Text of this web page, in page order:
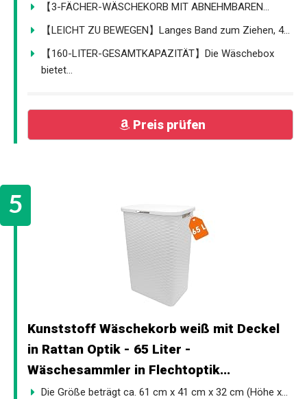
【3-FÄCHER-WÄSCHEKORB MIT ABNEHMBAREN...
【LEICHT ZU BEWEGEN】Langes Band zum Ziehen, 4...
【160-LITER-GESAMTKAPAZITÄT】Die Wäschebox
bietet...
Preis prüfen
Kunststoff Wäschekorb weiß mit Deckel
in Rattan Optik - 65 Liter -
Wäschesammler in Flechtoptik...
Die Größe beträgt ca. 61 cm x 41 cm x 32 cm (Höhe x...